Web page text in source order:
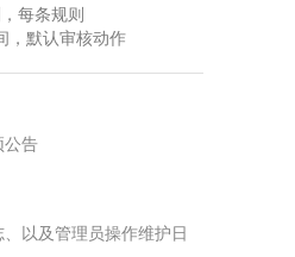
每条规则
，默认审核动作
公告
以及管理员操作维护日